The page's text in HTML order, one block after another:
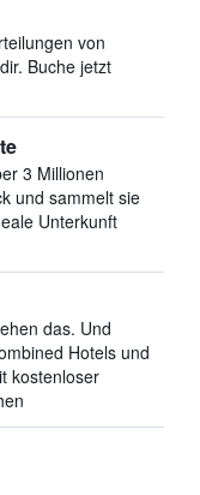
von
Buche jetzt
3 Millionen
und sammelt sie
Unterkunft
das. Und
Hotels und
kostenloser